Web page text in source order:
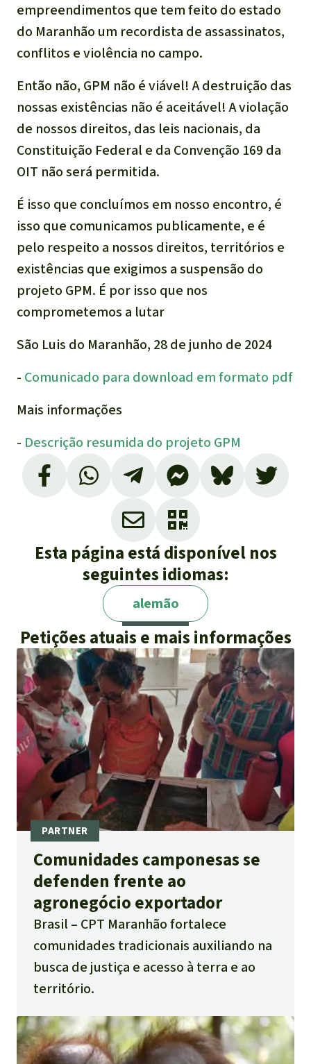
empreendimentos que tem feito do estado
do Maranhão um recordista de assassinatos,
conflitos e violência no campo.
Então não, GPM não é viável! A destruição das
nossas existências não é aceitável! A violação
de nossos direitos, das leis nacionais, da
Constituição Federal e da Convenção 169 da
OIT não será permitida.
É isso que concluímos em nosso encontro, é
isso que comunicamos publicamente, e é
pelo respeito a nossos direitos, territórios e
existências que exigimos a suspensão do
projeto GPM. É por isso que nos
comprometemos a lutar
São Luis do Maranhão, 28 de junho de 2024
- Comunicado para download em formato pdf
Mais informações
- Descrição resumida do projeto GPM
Esta página está disponível nos
seguintes idiomas:
alemão
Petições atuais e mais informações
Comunidades camponesas se
defenden frente ao
agronegócio exportador
Brasil
CPT Maranhão fortalece
comunidades tradicionais auxiliando na
busca de justiça e acesso à terra e ao
território.